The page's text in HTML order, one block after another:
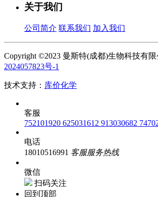
关于我们
公司简介 联系我们 加入我们
Copyright ©2023 曼斯特(成都)生物科技有
2024057823号-1
技术支持： 库价化学
客服
752101920 625031612 913030682
电话
18010516991 客服服务热线
微信
扫码关注
回到顶部